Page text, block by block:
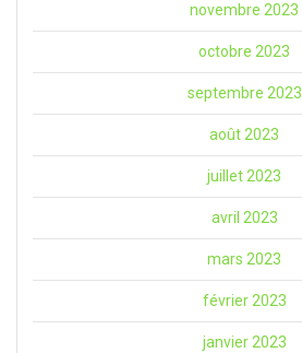
novembre 2023
octobre 2023
septembre 2023
août 2023
juillet 2023
avril 2023
mars 2023
février 2023
janvier 2023